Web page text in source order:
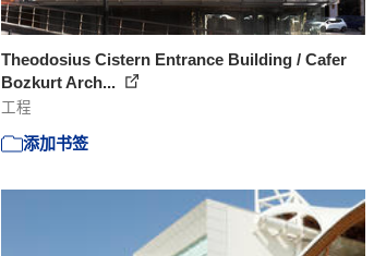
Theodosius Cistern Entrance Building / Cafer
Bozkurt Arch...
工程
添加书签